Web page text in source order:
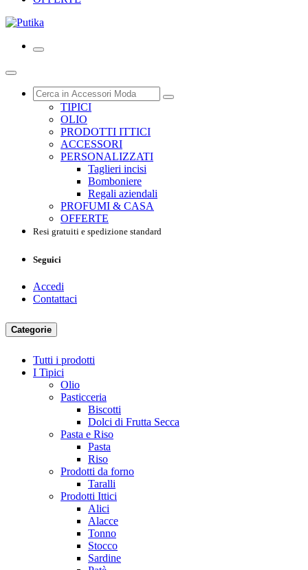
TIPICI
OLIO
PRODOTTI ITTICI
ACCESSORI
PERSONALIZZATI
Taglieri incisi
Bomboniere
Regali aziendali
PROFUMI & CASA
OFFERTE
Resi gratuiti e spedizione standard
Seguici
Accedi
Contattaci
Categorie
Tutti i prodotti
I Tipici
Olio
Pasticceria
Biscotti
Dolci di Frutta Secca
Pasta e Riso
Pasta
Riso
Prodotti da forno
Taralli
Prodotti Ittici
Alici
Alacce
Tonno
Stocco
Sardine